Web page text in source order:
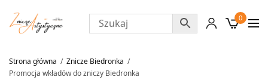
0
Strona główna
Znicze Biedronka
Promocja wkładów do zniczy Biedronka